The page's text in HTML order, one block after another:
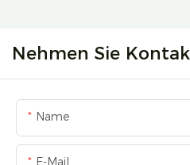
Nehmen Sie
Name
E-Mail